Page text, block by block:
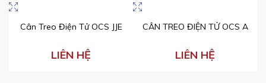
Cân Treo Điện Tử OCS JJE
LIÊN HỆ
CÂN TREO ĐIỆN TỬ OCS A
LIÊN HỆ